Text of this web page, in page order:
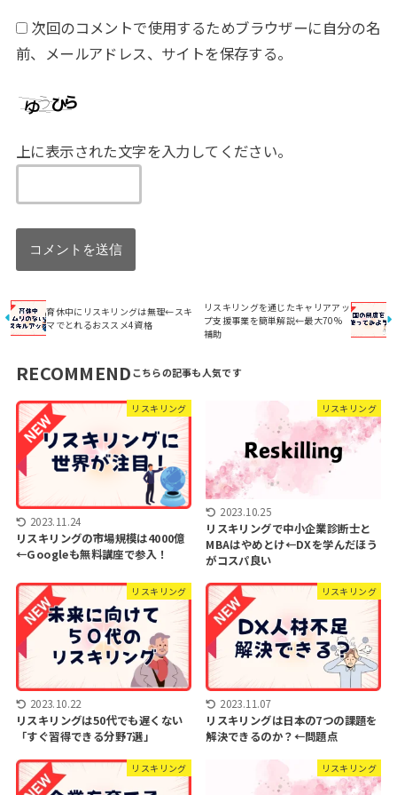
次回のコメントで使用するためブラウザーに自分の名
前、メールアドレス、サイトを保存する。
上に表示された文字を入力してください。
育休中にリスキリングは無理←スキ
マでとれるおススメ4資格
リスキリングを通じたキャリアアッ
プ支援事業を簡単解説←最大70%
補助
RECOMMEND
リスキリング
2023.11.24
リスキリングの市場規模は4000億
←Googleも無料講座で参入！
リスキリング
2023.10.25
リスキリングで中小企業診断士と
MBAはやめとけ←DXを学んだほう
がコスパ良い
リスキリング
2023.10.22
リスキリングは50代でも遅くない
「すぐ習得できる分野7選」
リスキリング
2023.11.07
リスキリングは日本の7つの課題を
解決できるのか？←問題点
リスキリング リスキリング